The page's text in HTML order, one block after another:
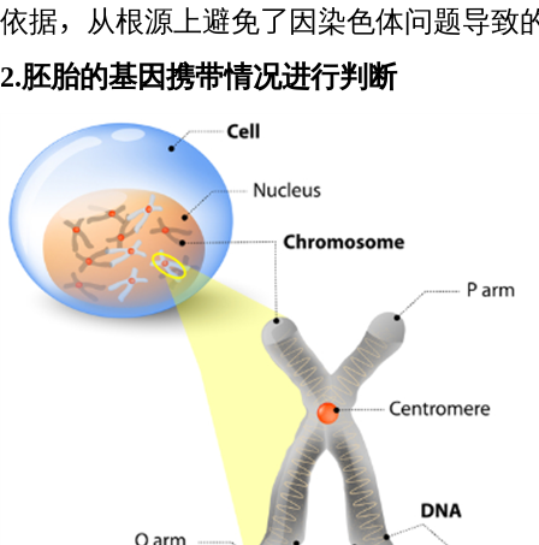
依据，从根源上避免了因染色体问题导致
2.胚胎的基因携带情况进行判断